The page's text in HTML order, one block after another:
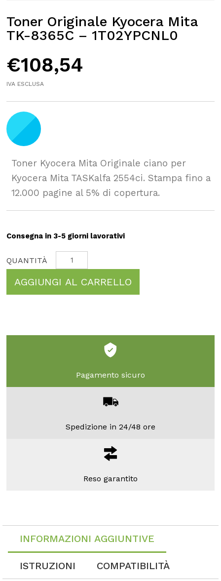
Toner Originale Kyocera Mita
TK-8365C – 1T02YPCNL0
€108,54
IVA ESCLUSA
Toner Kyocera Mita Originale ciano per
Kyocera Mita TASKalfa 2554ci. Stampa fino a
12.000 pagine al 5% di copertura.
Consegna in 3-5 giorni lavorativi
AGGIUNGI AL CARRELLO
Pagamento sicuro
Spedizione in 24/48 ore
Reso garantito
INFORMAZIONI AGGIUNTIVE
ISTRUZIONI COMPATIBILITÀ